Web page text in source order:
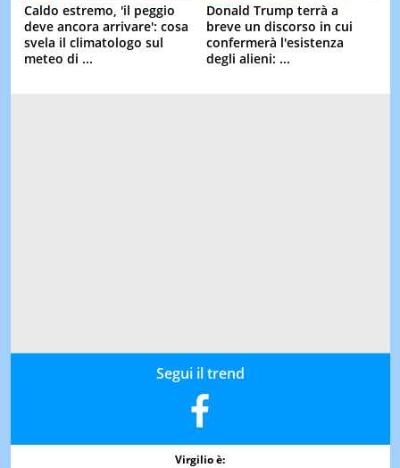
Caldo estremo, 'il peggio
deve ancora arrivare': cosa
svela il climatologo sul
meteo di ...
Donald Trump terrà a
breve un discorso in cui
confermerà l'esistenza
degli alieni: ...
Segui il trend
Virgilio è: